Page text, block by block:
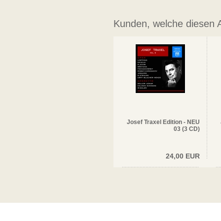
Kunden, welche diesen
Josef Traxel Edition - NEU
03 (3 CD)
24,00 EUR